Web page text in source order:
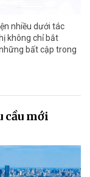
nhiều dưới tác
không chỉ bắt
bất cập trong
cầu mới